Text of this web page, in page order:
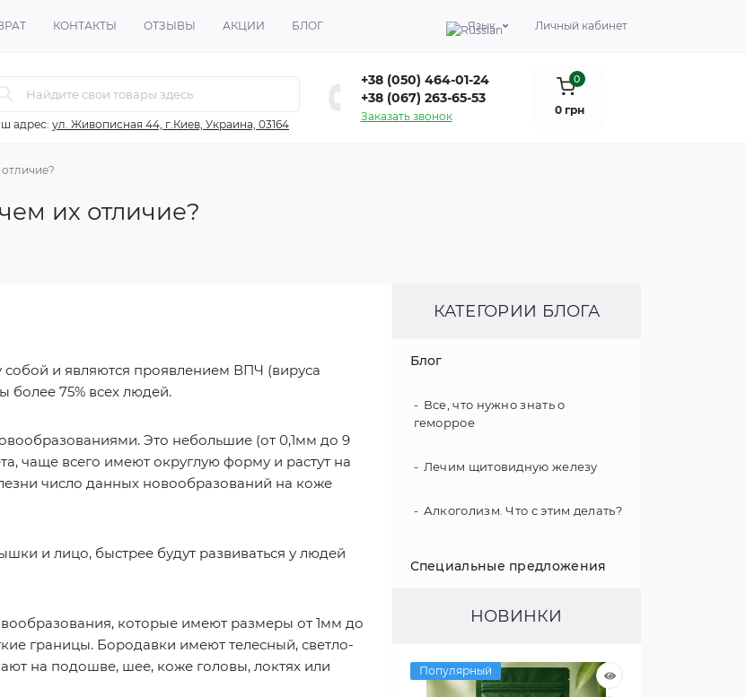
КОНТАКТЫ ОТЗЫВЫ АКЦИИ БЛОГ Язык Личный кабинет
адрес: ул. Живописная 44, г.Киев, Украина, 03164
+38 (050) 464-01-24
+38 (067) 263-65-53
Заказать звонок
0
0 грн
их отличие?
и являются проявлением ВПЧ (вируса
75% всех людей.
Это небольшие (от 0,1мм до 9
чаще всего имеют округлую форму и растут на
число данных новообразований на коже
и лицо, быстрее будут развиваться у людей
которые имеют размеры от 1мм до
границы. Бородавки имеют телесный, светло-
на подошве, шее, коже головы, локтях или
КАТЕГОРИИ БЛОГА
Блог
Все, что нужно знать о
геморрое
Лечим щитовидную железу
Алкоголизм. Что с этим делать?
Как улучшить слух
Специальные предложения
НОВИНКИ
Популярный